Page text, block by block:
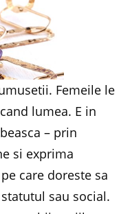
Femeile le
lumea. E in
– prin
si exprima
care doreste sa
sau social.